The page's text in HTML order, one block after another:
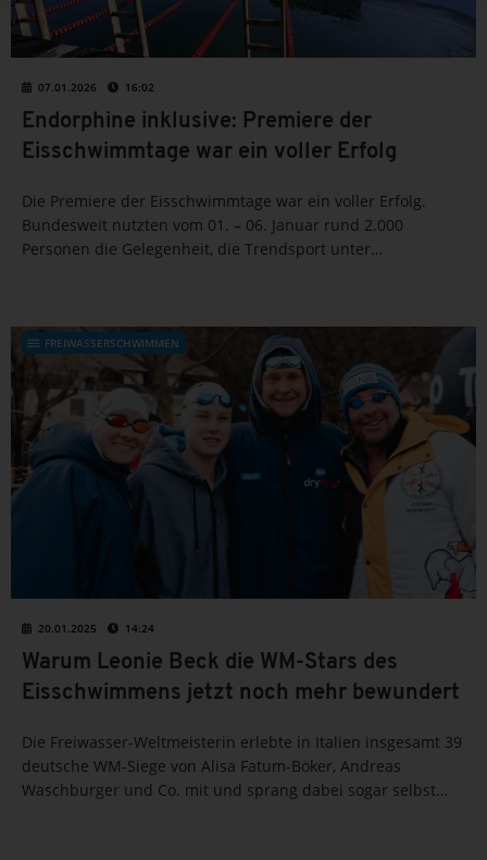
07.01.2026 16:02
Endorphine inklusive: Premiere der
Eisschwimmtage war ein voller Erfolg
Die Premiere der Eisschwimmtage war ein voller Erfolg.
Bundesweit nutzten vom 01. – 06. Januar rund 2.000
Personen die Gelegenheit, die Trendsport unter
FREIWASSERSCHWIMMEN
20.01.2025 14:24
Warum Leonie Beck die WM-Stars des
Eisschwimmens jetzt noch mehr bewundert
Die Freiwasser-Weltmeisterin erlebte in Italien insgesamt 39
deutsche WM-Siege von Alisa Fatum-Böker, Andreas
Waschburger und Co. mit und sprang dabei sogar selbst